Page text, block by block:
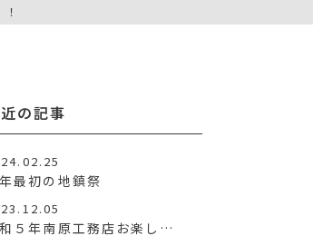
の記事
最初の地鎮祭
５年南原工務店お楽し…